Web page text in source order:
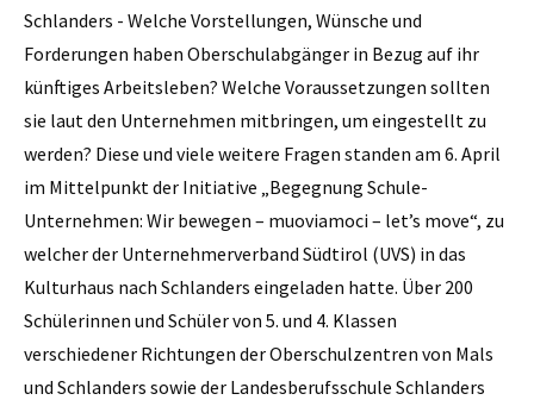
Schlanders - Welche Vorstellungen, Wünsche und
Forderungen haben Oberschulabgänger in Bezug auf ihr
künftiges Arbeitsleben? Welche Voraussetzungen sollten
sie laut den Unternehmen mitbringen, um eingestellt zu
werden? Diese und viele weitere Fragen standen am 6. April
im Mittelpunkt der Initiative „Begegnung Schule-
Unternehmen: Wir bewegen – muoviamoci – let’s move“, zu
welcher der Unternehmerverband Südtirol (UVS) in das
Kulturhaus nach Schlanders eingeladen hatte. Über 200
Schülerinnen und Schüler von 5. und 4. Klassen
verschiedener Richtungen der Oberschulzentren von Mals
und Schlanders sowie der Landesberufsschule Schlanders